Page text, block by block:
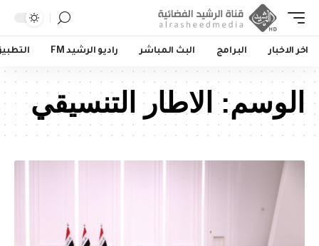
اخر الاخبار البرامج البث المباشر راديو الرشيد FM
الوسم: الاطار التنسيقي